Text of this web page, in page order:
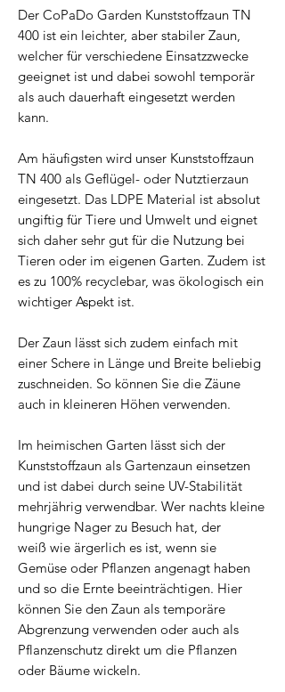
Der CoPaDo Garden Kunststoffzaun TN
400 ist ein leichter, aber stabiler Zaun,
welcher für verschiedene Einsatzzwecke
geeignet ist und dabei sowohl temporär
als auch dauerhaft eingesetzt werden
kann.
Am häufigsten wird unser Kunststoffzaun
TN 400 als Geflügel- oder Nutztierzaun
eingesetzt. Das LDPE Material ist absolut
ungiftig für Tiere und Umwelt und eignet
sich daher sehr gut für die Nutzung bei
Tieren oder im eigenen Garten. Zudem ist
es zu 100% recyclebar, was ökologisch ein
wichtiger Aspekt ist.
Der Zaun lässt sich zudem einfach mit
einer Schere in Länge und Breite beliebig
zuschneiden. So können Sie die Zäune
auch in kleineren Höhen verwenden.
Im heimischen Garten lässt sich der
Kunststoffzaun als Gartenzaun einsetzen
und ist dabei durch seine UV-Stabilität
mehrjährig verwendbar. Wer nachts kleine
hungrige Nager zu Besuch hat, der
weiß wie ärgerlich es ist, wenn sie
Gemüse oder Pflanzen angenagt haben
und so die Ernte beeinträchtigen. Hier
können Sie den Zaun als temporäre
Abgrenzung verwenden oder auch als
Pflanzenschutz direkt um die Pflanzen
oder Bäume wickeln.